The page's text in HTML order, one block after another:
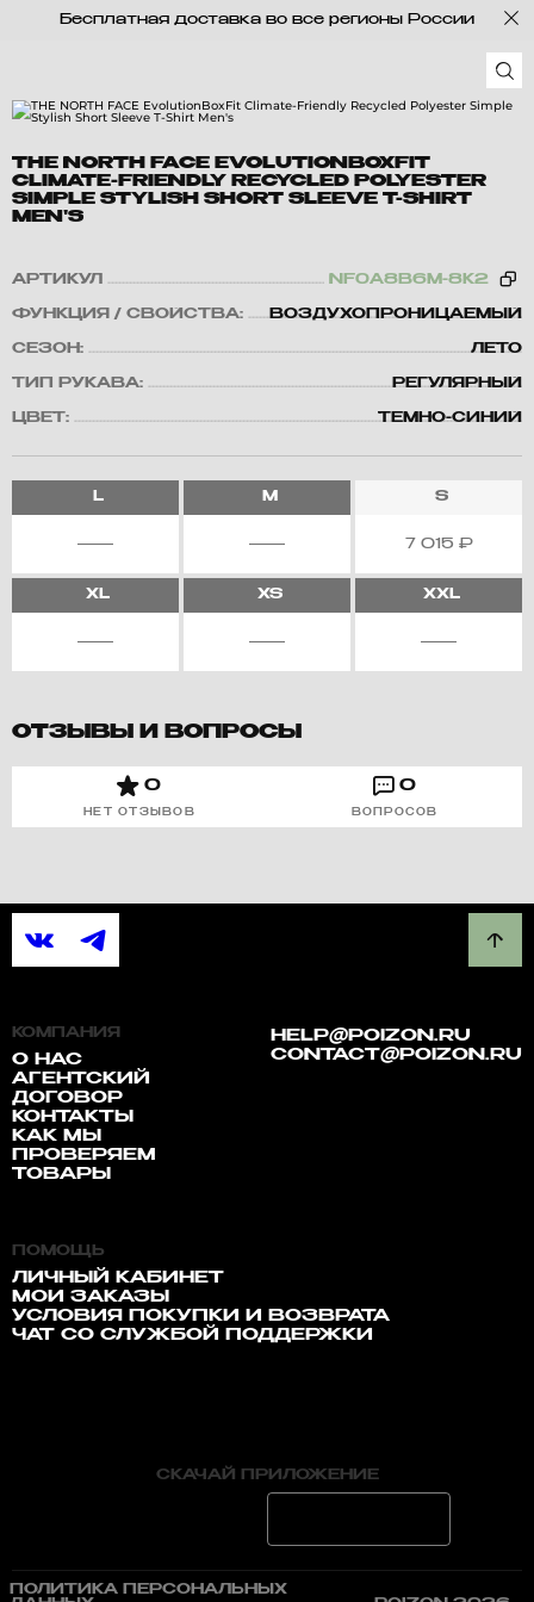
Бесплатная доставка во все регионы России
THE NORTH FACE EVOLUTIONBOXFIT
CLIMATE-FRIENDLY RECYCLED POLYESTER
SIMPLE STYLISH SHORT SLEEVE T-SHIRT
MEN'S
АРТИКУЛ NF0A8B6M-8K2
ФУНКЦИЯ / СВОЙСТВА: ВОЗДУХОПРОНИЦАЕМЫЙ
СЕЗОН: ЛЕТО
ТИП РУКАВА: РЕГУЛЯРНЫЙ
ЦВЕТ: ТЕМНО-СИНИЙ
L M S
7 015 ₽
XL XS XXL
ОТЗЫВЫ И ВОПРОСЫ
0
НЕТ ОТЗЫВОВ
0
ВОПРОСОВ
КОМПАНИЯ
О НАС
АГЕНТСКИЙ
ДОГОВОР
КОНТАКТЫ
КАК МЫ
ПРОВЕРЯЕМ
ТОВАРЫ
HELP@POIZON.RU
CONTACT@POIZON.RU
ПОМОЩЬ
ЛИЧНЫЙ КАБИНЕТ
МОИ ЗАКАЗЫ
УСЛОВИЯ ПОКУПКИ И ВОЗВРАТА
ЧАТ СО СЛУЖБОЙ ПОДДЕРЖКИ
СКАЧАЙ ПРИЛОЖЕНИЕ
ПОЛИТИКА ПЕРСОНАЛЬНЫХ